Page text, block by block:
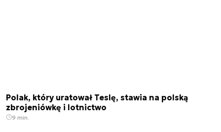
Polak, który uratował Teslę, stawia na polską
zbrojeniówkę i lotnictwo
9 min.